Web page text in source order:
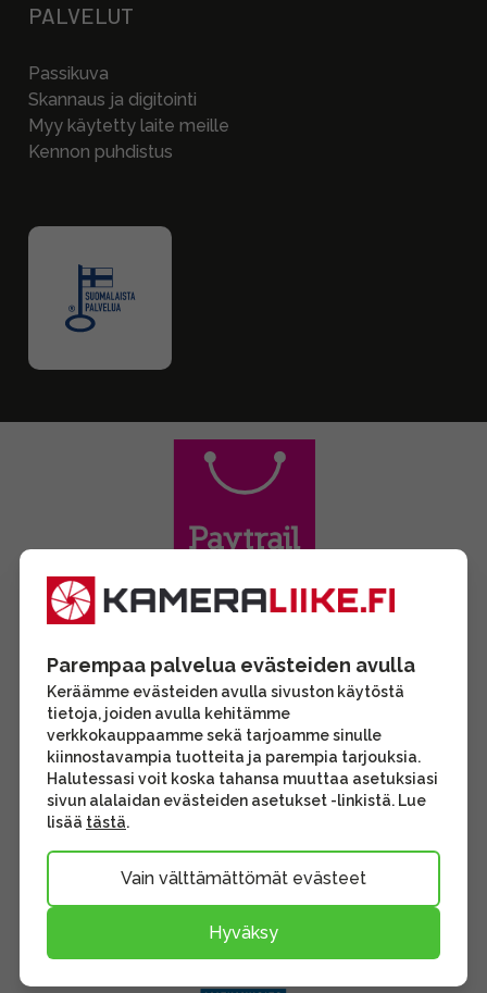
PALVELUT
Passikuva
Skannaus ja digitointi
Myy käytetty laite meille
Kennon puhdistus
Parempaa palvelua evästeiden avulla
Keräämme evästeiden avulla sivuston käytöstä
tietoja, joiden avulla kehitämme
verkkokauppaamme sekä tarjoamme sinulle
kiinnostavampia tuotteita ja parempia tarjouksia.
Halutessasi voit koska tahansa muuttaa asetuksiasi
sivun alalaidan evästeiden asetukset -linkistä. Lue
lisää tästä.
Vain välttämättömät evästeet
Hyväksy